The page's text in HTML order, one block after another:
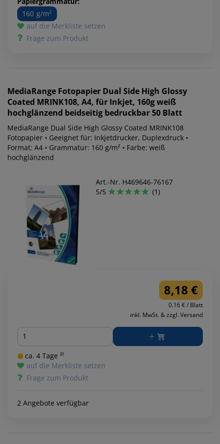
160 g/m²
auf die Merkliste setzen
Frage zum Produkt
MediaRange Fotopapier Dual Side High Glossy
Coated MRINK108, A4, für Inkjet, 160g weiß
hochglänzend beidseitig bedruckbar 50 Blatt
MediaRange Dual Side High Glossy Coated MRINK108
Fotopapier • Geeignet für: Inkjetdrucker, Duplexdruck •
Format: A4 • Grammatur: 160 g/m² • Farbe: weiß
hochglänzend
Art.-Nr. H469646-76167
5/5
(1)
8,18 €
0.16 € / Blatt
inkl. MwSt. & zzgl. Versand
Menge
ca. 4 Tage ²⁾
auf die Merkliste setzen
Frage zum Produkt
2 Angebote verfügbar